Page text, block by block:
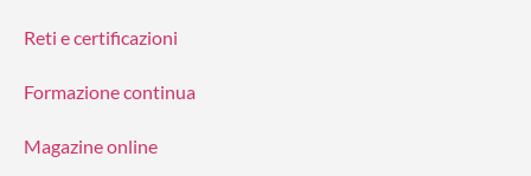
Reti e certificazioni
Formazione continua
Magazine online